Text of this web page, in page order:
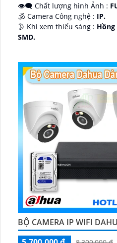
👁️‍🗨 Chất lượng hình Ảnh :
🕉️ Camera Công nghệ : IP.
🌛 Khi xem thiếu sáng :
SMD.
BỘ CAMERA IP WIFI